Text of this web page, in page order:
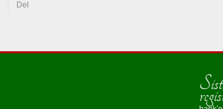
Del